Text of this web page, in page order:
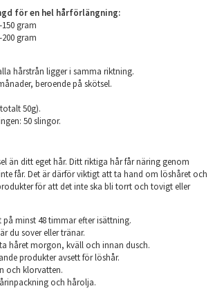
för en hel hårförlängning:
gram
gram
hårstrån ligger i samma riktning.
beroende på skötsel.
50g).
50 slingor.
än ditt eget hår. Ditt riktiga hår får näring genom
får. Det är därför viktigt att ta hand om löshåret och
för att det inte ska bli torrt och tovigt eller
på minst 48 timmar efter isättning.
du sover eller tränar.
håret morgon, kväll och innan dusch.
produkter avsett för löshår.
och klorvatten.
och hårolja.